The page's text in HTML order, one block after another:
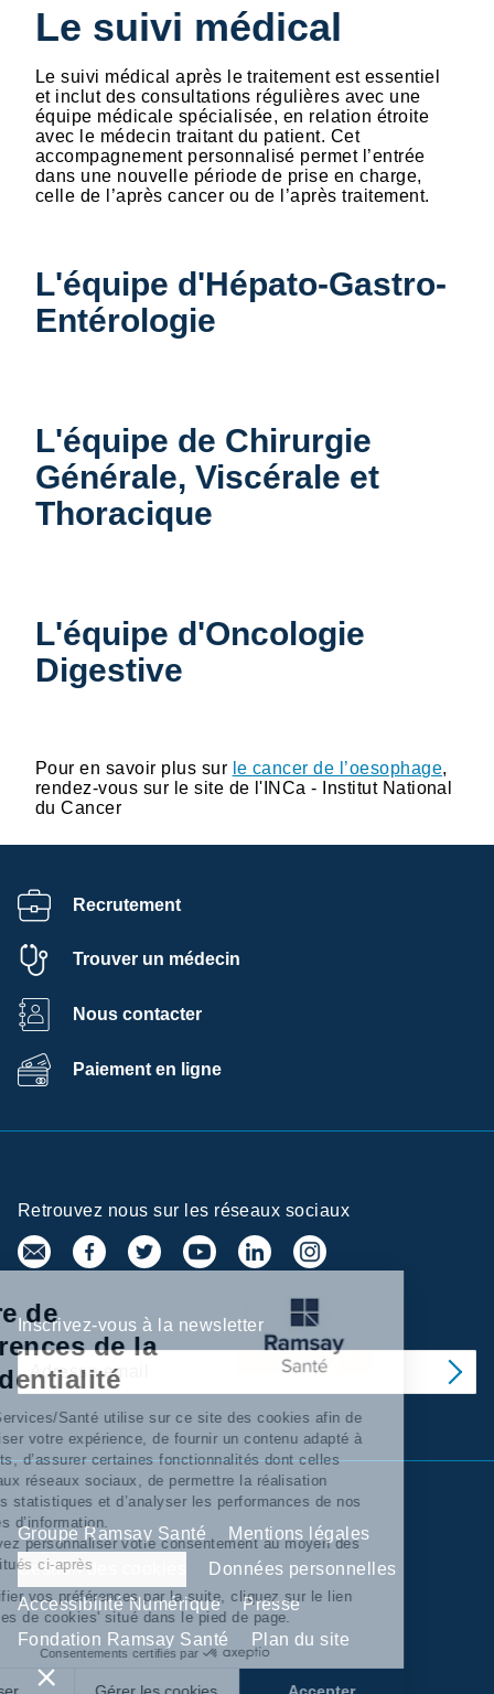
Le suivi médical
Le suivi médical après le traitement est essentiel
et inclut des consultations régulières avec une
équipe médicale spécialisée, en relation étroite
avec le médecin traitant du patient. Cet
accompagnement personnalisé permet l’entrée
dans une nouvelle période de prise en charge,
celle de l’après cancer ou de l’après traitement.
L'équipe d'Hépato-Gastro-
Entérologie
L'équipe de Chirurgie
Générale, Viscérale et
Thoracique
L'équipe d'Oncologie
Digestive
Pour en savoir plus sur le cancer de l’oesophage,
rendez-vous sur le site de l'INCa - Institut National
du Cancer
Recrutement
Trouver un médecin
Nous contacter
Paiement en ligne
Retrouvez nous sur les réseaux sociaux
Inscrivez-vous à la newsletter
Groupe Ramsay Santé
Mentions légales
Gestion des cookies
Données personnelles
Accessibilité Numérique
Presse
Fondation Ramsay Santé
Plan du site
Centre de
préférences de la
confidentialité
Ramsay Services/Santé utilise sur ce site des cookies afin de
personnaliser votre expérience, de fournir un contenu adapté à
vos intérêts, d’assurer certaines fonctionnalités dont celles
relatives aux réseaux sociaux, de permettre la réalisation
d’'analyses statistiques et d’analyser les performances de nos
campagnes d’information.
Vous pouvez personnaliser votre consentement au moyen des
boutons situés ci-après
Pour modifier vos préférences par la suite, cliquez sur le lien
'Préférences de cookies' situé dans le pied de page.
Consentements certifiés par